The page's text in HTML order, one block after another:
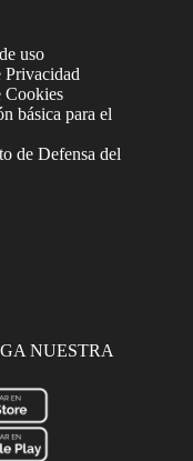
uso
Privacidad
Cookies
básica para el
de Defensa del
NUESTRA